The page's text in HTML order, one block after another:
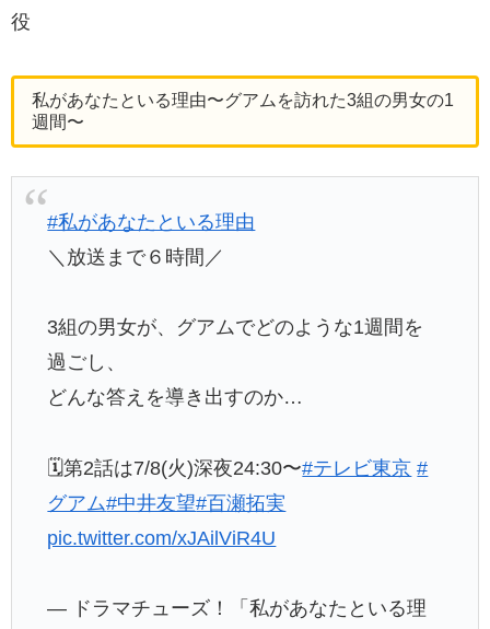
役
私があなたといる理由〜グアムを訪れた3組の男女の1
週間〜
#私があなたといる理由
＼放送まで６時間／
3組の男女が、グアムでどのような1週間を
過ごし、
どんな答えを導き出すのか…
🗓️第2話は7/8(火)深夜24:30〜#テレビ東京 #
グアム#中井友望#百瀬拓実
pic.twitter.com/xJAilViR4U
— ドラマチューズ！「私があなたといる理